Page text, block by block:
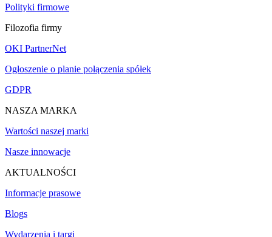
Polityki firmowe
Filozofia firmy
OKI PartnerNet
Ogłoszenie o planie połączenia spółek
GDPR
NASZA MARKA
Wartości naszej marki
Nasze innowacje
AKTUALNOŚCI
Informacje prasowe
Blogs
Wydarzenia i targi